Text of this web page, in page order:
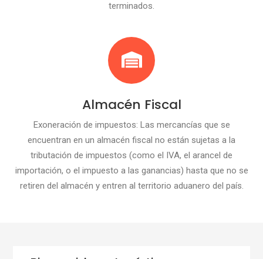
terminados.
Almacén Fiscal
Exoneración de impuestos: Las mercancías que se
encuentran en un almacén fiscal no están sujetas a la
tributación de impuestos (como el IVA, el arancel de
importación, o el impuesto a las ganancias) hasta que no se
retiren del almacén y entren al territorio aduanero del país.